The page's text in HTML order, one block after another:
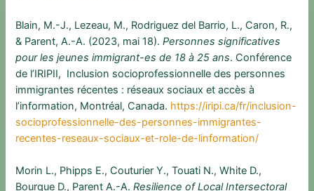
Blain, M.-J., Lezeau, M., Rodriguez del Barrio, L., Caron, R.,
& Parent, A.-A. (2023, mai 18).Personnes significatives
pour les jeunes immigrant-es de 18 à 25 ans. Conférence
de l’IRIPII, Inclusion socioprofessionnelle des personnes
immigrantes récentes : réseaux sociaux et accès à
l’information, Montréal, Canada. https://iripi.ca/fr/inclusion-
socioprofessionnelle-des-personnes-immigrantes-
recentes-reseaux-sociaux-et-role-de-linformation/
Morin L., Phipps E., Couturier Y., Touati N., White D.,
Bourque D., Parent A.-A.Resilience of Local Intersectoral